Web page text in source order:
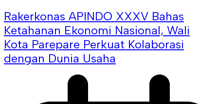
Rakerkonas APINDO XXXV Bahas
Ketahanan Ekonomi Nasional, Wali
Kota Parepare Perkuat Kolaborasi
dengan Dunia Usaha